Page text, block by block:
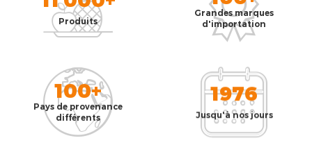
Produits
Grandes marques
d'importation
100+
Pays de provenance
différents
1976
Jusqu'à nos jours